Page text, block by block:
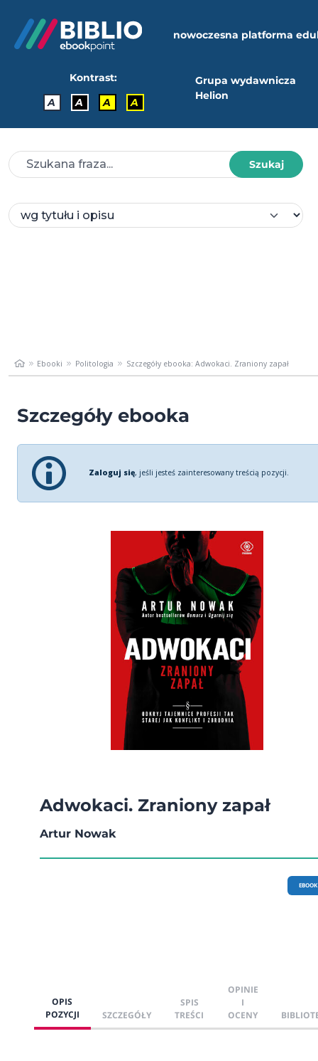
nowoczesna platforma
Kontrast:
A
A A A
Grupa wydawnicza
Helion
Szukaj
Ebooki Politologia Szczegóły ebooka: Adwokaci. Zraniony zapał
Szczegóły ebooka
Zaloguj się, jeśli jesteś zainteresowany treścią pozycji.
Adwokaci. Zraniony zapał
Artur Nowak
EBOOK
OPIS
POZYCJI
SZCZEGÓŁY
SPIS
TREŚCI
OPINIE
I
OCENY